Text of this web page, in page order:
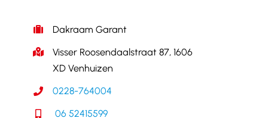
Dakraam Garant
Visser Roosendaalstraat 87, 1606
XD Venhuizen
0228-764004
06 52415599